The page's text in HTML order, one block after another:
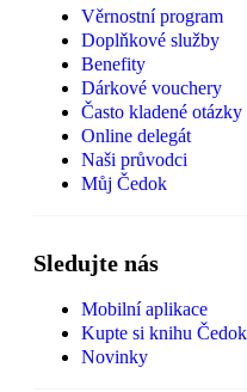
Věrnostní program
Doplňkové služby
Benefity
Dárkové vouchery
Často kladené otázky
Online delegát
Naši průvodci
Můj Čedok
Sledujte nás
Mobilní aplikace
Kupte si knihu Čedok
Novinky